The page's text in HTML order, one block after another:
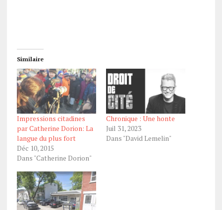
Similaire
Impressions citadines
par Catherine Dorion: La
langue du plus fort
Déc 10, 2015
Dans "Catherine Dorion"
Chronique : Une honte
Juil 31, 2023
Dans "David Lemelin"